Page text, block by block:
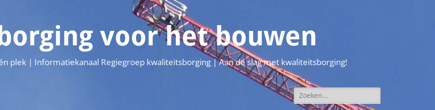
voor het bouwen
plek | Informatiekanaal Regiegroep kwaliteitsborging | Aan de slag met kwaliteitsborging!
Zoeken
naar: